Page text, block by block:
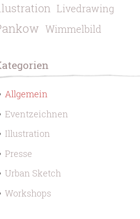
Livedrawing
Wimmelbild
Allgemein
Eventzeichnen
Illustration
Presse
Urban Sketch
Workshops